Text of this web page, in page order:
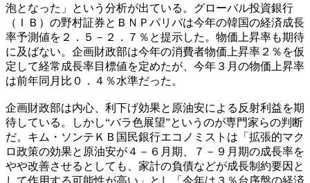
泡となった」という分析が出ている。グローバル投資銀行
（ＩＢ）の野村証券とＢＮＰパリバは今年の韓国の経済成長
率予測値を２．５－２．７％と提示した。物価上昇率も期待
に及ばない。企画財政部は今年の消費者物価上昇率２％を仮
定して経常成長率目標値を定めたが、今年３月の物価上昇率
は前年同月比０．４％水準だった。
企画財政部は内心、利下げ効果と原油安による反射利益を期
待している。しかし“バラ色展望”というのが専門家らの判断
だ。キム・ソンテＫＢ国民銀行エコノミストは「拡張的マク
ロ政策の効果と原油安が４－６月期、７－９月期の成長率を
やや改善させるとしても、家計の負債などが成長制約要因と
して作用する可能性が高い」とし「今年は３％台序盤の経済